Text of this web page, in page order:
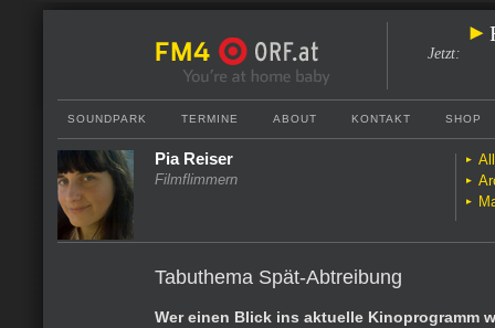
Jetzt:
SOUNDPARK TERMINE ABOUT KONTAKT SHOP
Pia Reiser
Filmflimmern
Tabuthema Spät-Abtreibung
Wer einen Blick ins aktuelle Kinoprogramm